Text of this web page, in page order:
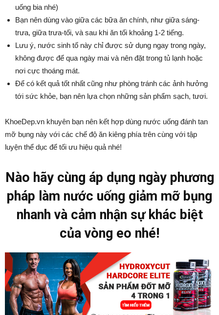
uống bia nhé)
Bạn nên dùng vào giữa các bữa ăn chính, như giữa sáng-
trưa, giữa trưa-tối, và sau khi ăn tối khoảng 1-2 tiếng.
Lưu ý, nước sinh tố này chỉ được sử dụng ngay trong ngày,
không được để qua ngày mai và nên đặt trong tủ lạnh hoặc
nơi cực thoáng mát.
Để có kết quả tốt nhất cũng như phòng tránh các ảnh hưởng
tới sức khỏe, bạn nên lựa chọn những sản phẩm sạch, tươi.
KhoeDep.vn khuyên bạn nên kết hợp dùng nước uống đánh tan
mỡ bụng này với các chế độ ăn kiêng phía trên cùng với tập
luyện thể dục để tối ưu hiệu quả nhé!
Nào hãy cùng áp dụng ngày phương
pháp làm nước uống giảm mỡ bụng
nhanh và cảm nhận sự khác biệt
của vòng eo nhé!